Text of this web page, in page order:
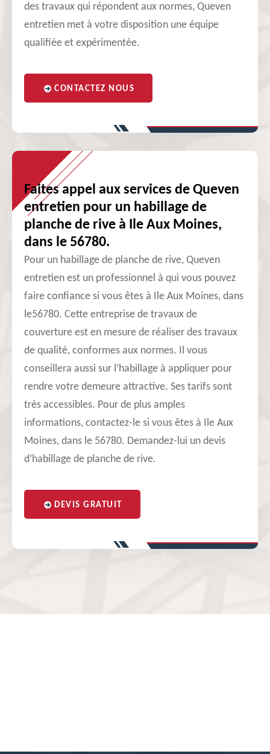
des travaux qui répondent aux normes, Queven
entretien met à votre disposition une équipe
qualifiée et expérimentée.
CONTACTEZ NOUS
Faites appel aux services de Queven
entretien pour un habillage de
planche de rive à Ile Aux Moines,
dans le 56780.
Pour un habillage de planche de rive, Queven
entretien est un professionnel à qui vous pouvez
faire confiance si vous êtes à Ile Aux Moines, dans
le56780. Cette entreprise de travaux de
couverture est en mesure de réaliser des travaux
de qualité, conformes aux normes. Il vous
conseillera aussi sur l’habillage à appliquer pour
rendre votre demeure attractive. Ses tarifs sont
très accessibles. Pour de plus amples
informations, contactez-le si vous êtes à Ile Aux
Moines, dans le 56780. Demandez-lui un devis
d’habillage de planche de rive.
DEVIS GRATUIT